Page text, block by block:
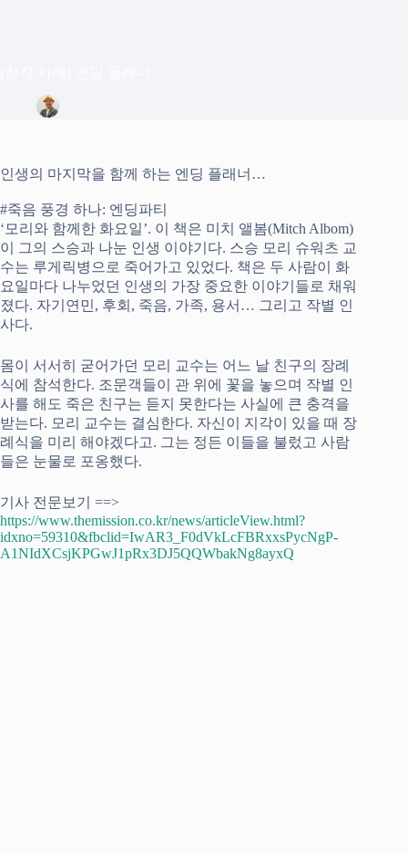
인생의 마지막을 함께 하는 엔딩 플래너…
#죽음 풍경 하나: 엔딩파티
‘모리와 함께한 화요일’. 이 책은 미치 앨봄(Mitch Albom)
이 그의 스승과 나눈 인생 이야기다. 스승 모리 슈워츠 교
수는 루게릭병으로 죽어가고 있었다. 책은 두 사람이 화
요일마다 나누었던 인생의 가장 중요한 이야기들로 채워
졌다. 자기연민, 후회, 죽음, 가족, 용서… 그리고 작별 인
사다.
몸이 서서히 굳어가던 모리 교수는 어느 날 친구의 장례
식에 참석한다. 조문객들이 관 위에 꽃을 놓으며 작별 인
사를 해도 죽은 친구는 듣지 못한다는 사실에 큰 충격을
받는다. 모리 교수는 결심한다. 자신이 지각이 있을 때 장
례식을 미리 해야겠다고. 그는 정든 이들을 불렀고 사람
들은 눈물로 포옹했다.
기사 전문보기 ==>
https://www.themission.co.kr/news/articleView.html?
idxno=59310&fbclid=IwAR3_F0dVkLcFBRxxsPycNgP-
A1NIdXCsjKPGwJ1pRx3DJ5QQWbakNg8ayxQ